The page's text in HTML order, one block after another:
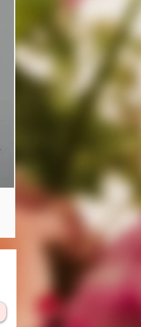
Manual en cascada con 24
Precio